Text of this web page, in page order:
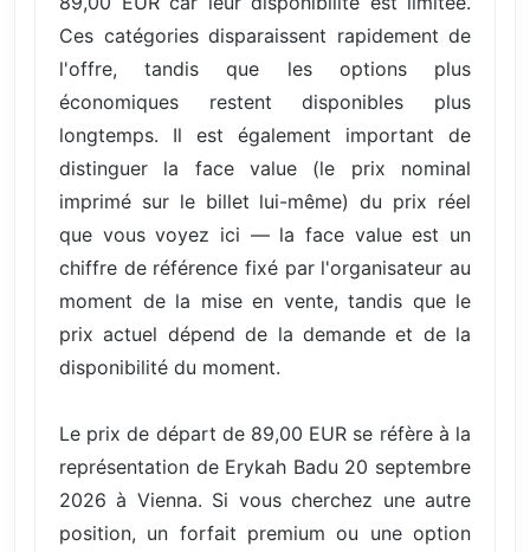
Ces catégories disparaissent rapidement de
l'offre, tandis que les options plus
économiques restent disponibles plus
longtemps. Il est également important de
distinguer la face value (le prix nominal
imprimé sur le billet lui-même) du prix réel
que vous voyez ici — la face value est un
chiffre de référence fixé par l'organisateur au
moment de la mise en vente, tandis que le
prix actuel dépend de la demande et de la
disponibilité du moment.
Le prix de départ de 89,00 EUR se réfère à la
représentation de Erykah Badu 20 septembre
2026 à Vienna. Si vous cherchez une autre
position, un forfait premium ou une option